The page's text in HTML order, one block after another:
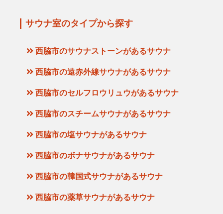
サウナ室のタイプから探す
西脇市のサウナストーンがあるサウナ
西脇市の遠赤外線サウナがあるサウナ
西脇市のセルフロウリュウがあるサウナ
西脇市のスチームサウナがあるサウナ
西脇市の塩サウナがあるサウナ
西脇市のボナサウナがあるサウナ
西脇市の韓国式サウナがあるサウナ
西脇市の薬草サウナがあるサウナ